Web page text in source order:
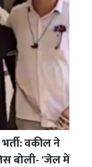
वकील ने
बोली- 'जेल में